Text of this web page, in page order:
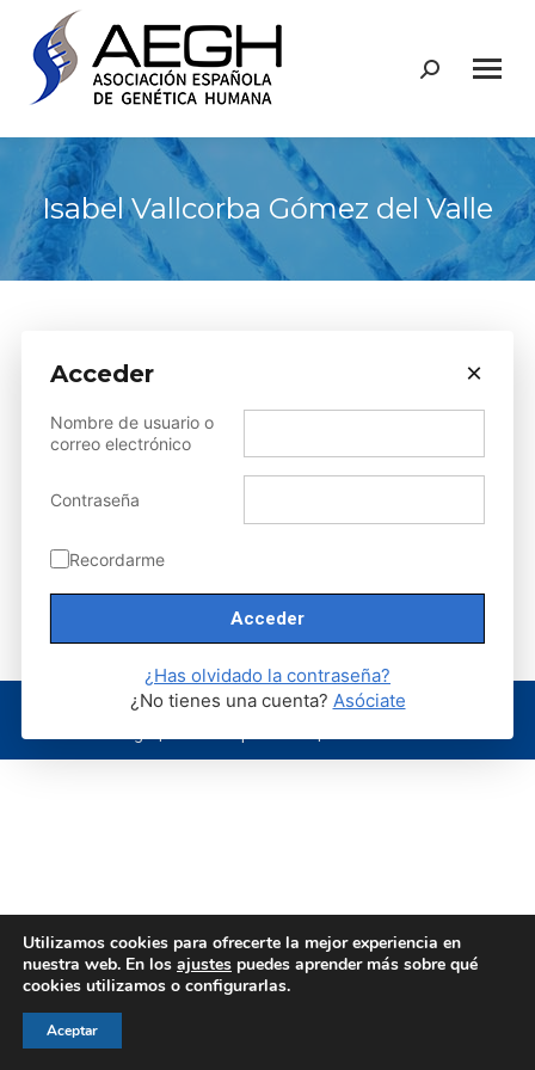
Buscar:
Isabel Vallcorba Gómez del Valle
© AEGH - Todos los derechos reservados
Utilizamos cookies para ofrecerte la mejor experiencia en
nuestra web. En los ajustes puedes aprender más sobre qué
cookies utilizamos o configurarlas.
Aceptar
Acceder ×
Nombre de usuario o
correo electrónico
Contraseña
Recordarme
¿Has olvidado la contraseña?
¿No tienes una cuenta? Asóciate